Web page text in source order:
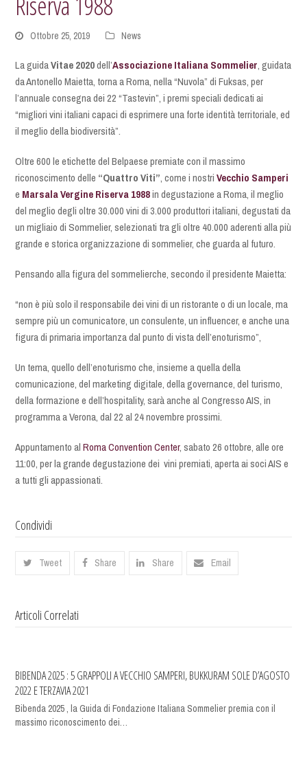
Ottobre 25, 2019 News
La guidaVitae 2020dell’Associazione Italiana Sommelier, guidata
da Antonello Maietta, torna a Roma, nella “Nuvola” di Fuksas, per
l’annuale consegna dei 22 “Tastevin”, i premi speciali dedicati ai
“migliori vini italiani capaci di esprimere una forte identità territoriale, ed
il meglio della biodiversità”.
Oltre 600 le etichette del Belpaese premiate con il massimo
riconoscimento delle “Quattro Viti”, come i nostriVecchio Samperi
e Marsala Vergine Riserva 1988in degustazione a Roma, il meglio
del meglio degli oltre 30.000 vini di 3.000 produttori italiani, degustati da
un migliaio di Sommelier, selezionati tra gli oltre 40.000 aderenti alla più
grande e storica organizzazione di sommelier, che guarda al futuro.
Pensando alla figura del sommelierche, secondo il presidente Maietta:
“non è più solo il responsabile dei vini di un ristorante o di un locale, ma
sempre più un comunicatore, un consulente, un influencer, e anche una
figura di primaria importanza dal punto di vista dell’enoturismo”,
Un tema, quello dell’enoturismo che, insieme a quella della
comunicazione, del marketing digitale, della governance, del turismo,
della formazione e dell’hospitality, sarà anche al Congresso AIS, in
programma a Verona, dal 22 al 24 novembre prossimi.
Appuntamento alRoma Convention Center, sabato 26 ottobre, alle ore
11:00, per la grande degustazione dei vini premiati, aperta ai soci AIS e
a tutti gli appassionati.
Condividi
Tweet Share Share Email
Articoli Correlati
BIBENDA 2025 : 5 GRAPPOLI A VECCHIO SAMPERI, BUKKURAM SOLE D’AGOSTO
2022 E TERZAVIA 2021
Bibenda 2025 , la Guida di Fondazione Italiana Sommelier premia con il
massimo riconoscimento dei…